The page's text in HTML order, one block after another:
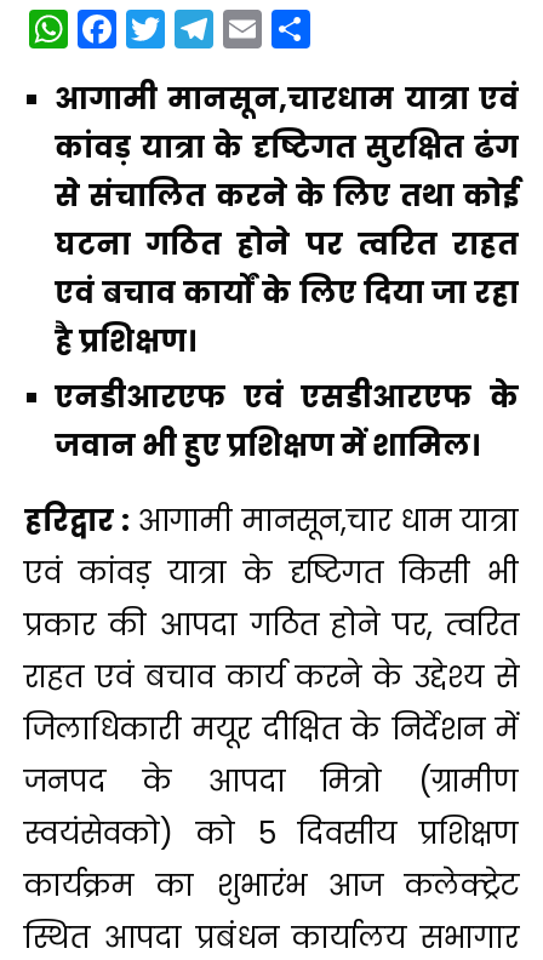
WhatsApp
Facebook
Twitter
Telegram
Email
आगामी मानसून,चारधाम यात्रा एवं
कांवड़ यात्रा के दृष्टिगत सुरक्षित ढंग
से संचालित करने के लिए तथा कोई
घटना गठित होने पर त्वरित राहत
एवं बचाव कार्यों के लिए दिया जा रहा
है प्रशिक्षण।
एनडीआरएफ एवं एसडीआरएफ के
जवान भी हुए प्रशिक्षण में शामिल।
हरिद्वार : आगामी मानसून,चार धाम यात्रा
एवं कांवड़ यात्रा के दृष्टिगत किसी भी
प्रकार की आपदा गठित होने पर, त्वरित
राहत एवं बचाव कार्य करने के उद्देश्य से
जिलाधिकारी मयूर दीक्षित के निर्देशन में
जनपद के आपदा मित्रो (ग्रामीण
स्वयंसेवको) को 5 दिवसीय प्रशिक्षण
कार्यक्रम का शुभारंभ आज कलेक्ट्रेट
स्थित आपदा प्रबंधन कार्यालय सभागार